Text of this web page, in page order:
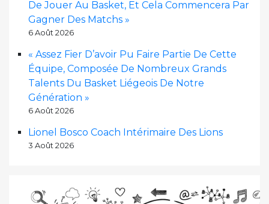
De Jouer Au Basket, Et Cela Commencera Par
Gagner Des Matchs »
6 Août 2026
« Assez Fier D’avoir Pu Faire Partie De Cette
Équipe, Composée De Nombreux Grands
Talents Du Basket Liégeois De Notre
Génération »
6 Août 2026
Lionel Bosco Coach Intérimaire Des Lions
3 Août 2026